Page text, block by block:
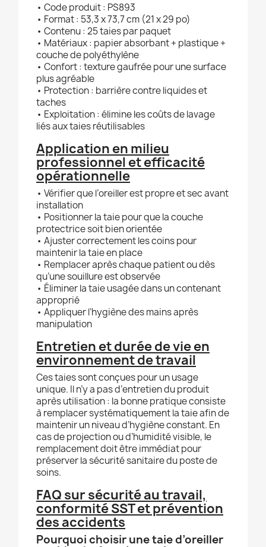
• Code produit : PS893
• Format : 53,3 x 73,7 cm (21 x 29 po)
• Contenu : 25 taies par paquet
• Matériaux : papier absorbant + plastique +
couche de polyéthylène
• Confort : texture gaufrée pour une surface
plus agréable
• Protection : barrière contre liquides et
taches
• Exploitation : élimine les coûts de lavage
liés aux taies réutilisables
Application en milieu
professionnel et efficacité
opérationnelle
• Vérifier que l’oreiller est propre et sec avant
installation
• Positionner la taie pour que la couche
protectrice soit bien orientée
• Ajuster correctement les coins pour
maintenir la taie en place
• Remplacer après chaque patient ou dès
qu’une souillure est observée
• Éliminer la taie usagée dans un contenant
approprié
• Appliquer l’hygiène des mains après
manipulation
Entretien et durée de vie en
environnement de travail
Ces taies sont conçues pour un usage
unique. Il n’y a pas d’entretien du produit
après utilisation : la bonne pratique consiste
à remplacer systématiquement la taie afin de
maintenir un niveau d’hygiène constant. En
cas de projection ou d’humidité visible, le
remplacement doit être immédiat pour
préserver la sécurité sanitaire du poste de
soins.
FAQ sur sécurité au travail,
conformité SST et prévention
des accidents
Pourquoi choisir une taie d’oreiller